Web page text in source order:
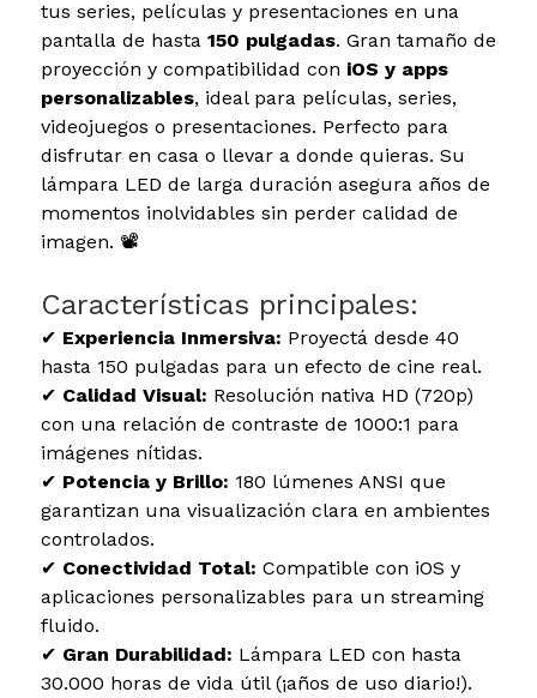
tus series, películas y presentaciones en una
pantalla de hasta 150 pulgadas. Gran tamaño de
proyección y compatibilidad con iOS y apps
personalizables, ideal para películas, series,
videojuegos o presentaciones. Perfecto para
disfrutar en casa o llevar a donde quieras. Su
lámpara LED de larga duración asegura años de
momentos inolvidables sin perder calidad de
imagen. 📽️
Características principales:
✔ Experiencia Inmersiva: Proyectá desde 40
hasta 150 pulgadas para un efecto de cine real.
✔ Calidad Visual: Resolución nativa HD (720p)
con una relación de contraste de 1000:1 para
imágenes nítidas.
✔ Potencia y Brillo: 180 lúmenes ANSI que
garantizan una visualización clara en ambientes
controlados.
✔ Conectividad Total: Compatible con iOS y
aplicaciones personalizables para un streaming
fluido.
✔ Gran Durabilidad: Lámpara LED con hasta
30.000 horas de vida útil (¡años de uso diario!).